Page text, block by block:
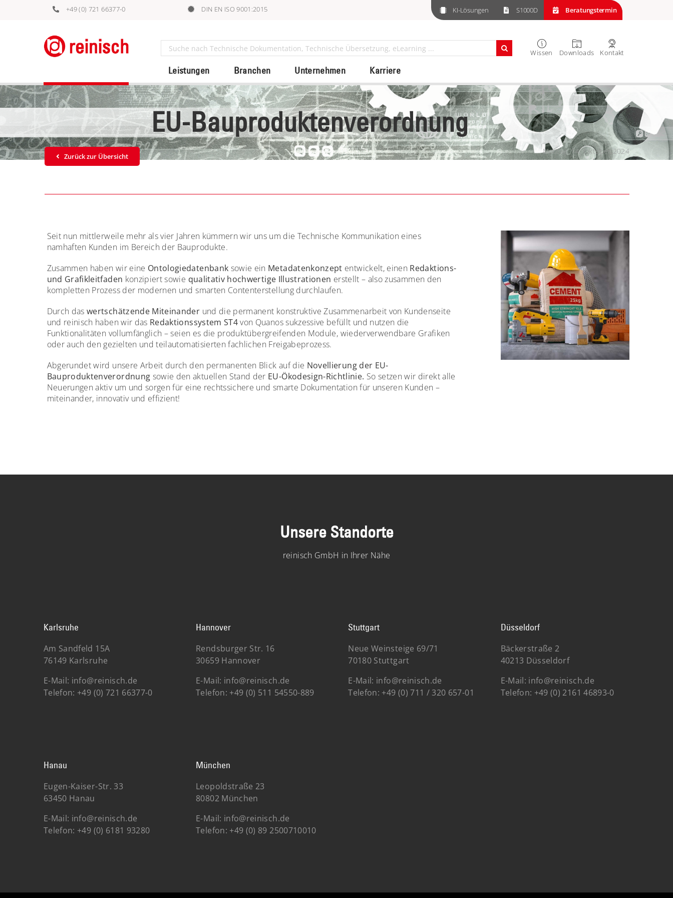
+49 (0) 721 66377-0 DIN EN ISO 9001:2015 KI-Lösungen S1000D Beratungstermin
Suche
nach:
Leistungen Branchen Unternehmen Karriere
Wissen Downloads Kontakt
EU-Bauproduktenverordnung
Zurück zur Übersicht
Montag, 14. Oktober 2024
Seit nun mittlerweile mehr als vier Jahren kümmern wir uns um die Technische Kommunikation eines
namhaften Kunden im Bereich der Bauprodukte.
Zusammen haben wir eine Ontologiedatenbank sowie ein Metadatenkonzept entwickelt, einen Redaktions-
und Grafikleitfaden konzipiert sowie qualitativ hochwertige Illustrationen erstellt – also zusammen den
kompletten Prozess der modernen und smarten Contenterstellung durchlaufen.
Durch daswertschätzende Miteinander und die permanent konstruktive Zusammenarbeit von Kundenseite
und reinisch haben wir das Redaktionssystem ST4von Quanos sukzessive befüllt und nutzen die
Funktionalitäten vollumfänglich – seien es die produktübergreifenden Module, wiederverwendbare Grafiken
oder auch den gezielten und teilautomatisierten fachlichen Freigabeprozess.
Abgerundet wird unsere Arbeit durch den permanenten Blick auf die Novellierung der EU-
Bauproduktenverordnung sowie den aktuellen Stand der EU-Ökodesign-Richtlinie. So setzen wir direkt alle
Neuerungen aktiv um und sorgen für eine rechtssichere und smarte Dokumentation für unseren Kunden –
miteinander, innovativ und effizient!
Unsere Standorte
reinisch GmbH in Ihrer Nähe
Karlsruhe
Am Sandfeld 15A
76149 Karlsruhe
E-Mail: info@reinisch.de
Telefon: +49 (0) 721 66377-0
Hannover
Rendsburger Str. 16
30659 Hannover
E-Mail: info@reinisch.de
Telefon: +49 (0) 511 54550-889
Stuttgart
Neue Weinsteige 69/71
70180 Stuttgart
E-Mail: info@reinisch.de
Telefon: +49 (0)711 / 320 657-01
Düsseldorf
Bäckerstraße 2
40213 Düsseldorf
E-Mail: info@reinisch.de
Telefon: +49 (0) 2161 46893-0
Hanau
Eugen-Kaiser-Str. 33
63450 Hanau
E-Mail: info@reinisch.de
Telefon: +49 (0) 6181 93280
München
Leopoldstraße 23
80802 München
E-Mail: info@reinisch.de
Telefon: +49 (0) 89 2500710010